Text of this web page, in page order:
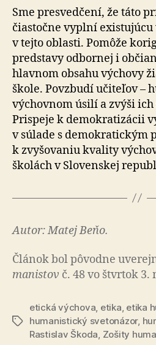
Sme presvedčení, že táto
čiastočne vyplní
v tejto oblasti. Pomôže
predstavy odbornej i
hlavnom obsahu výchovy
škole. Povzbudí učiteľov –
výchovnom úsilí a zvýši ich
Prispeje k demokratizácii
v súlade s demokratickým
k zvy­šo­va­niu kvality
školách v Slo­ven­skej
Autor: Matej Beňo.
Článok bol pô­vod­ne
ma­nis­tov č. 48 vo štvrtok 3.
Značky
etická výchova, etika, etika
humanistický svetonázor,
Rastislav Škoda, Zošity